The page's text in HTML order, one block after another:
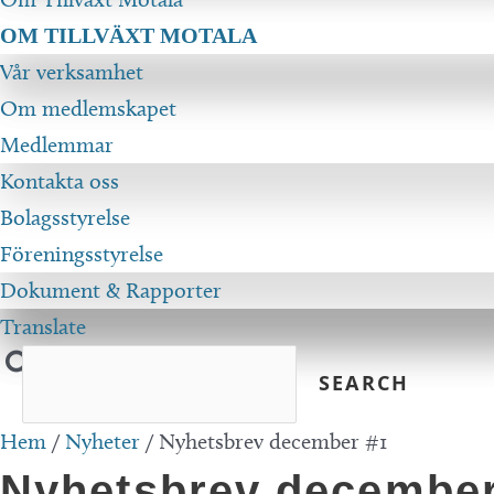
OM TILLVÄXT MOTALA
Vår verksamhet
Om medlemskapet
Medlemmar
Kontakta oss
Bolagsstyrelse
Föreningsstyrelse
Dokument & Rapporter
Translate
Hem / Nyheter / Nyhetsbrev december #1